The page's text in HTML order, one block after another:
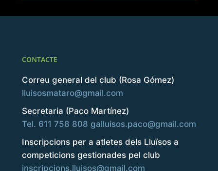
CONTACTE
Correu general del club (Rosa Gómez)
lluisosmataro@gmail.com
Secretaria (Paco Martínez)
Tel. 611 758 808 galluisos.paco@gmail.com
Inscripcions per a atletes dels Lluïsos a
competicions gestionades pel club
inscripcions.lluisos@gmail.com